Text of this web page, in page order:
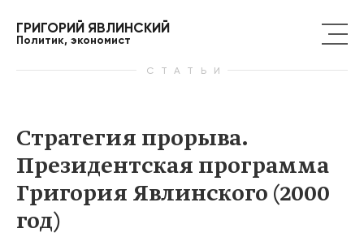
ГРИГОРИЙ ЯВЛИНСКИЙ
Политик, экономист
СТАТЬИ
Стратегия прорыва.
Президентская программа
Григория Явлинского (2000
год)